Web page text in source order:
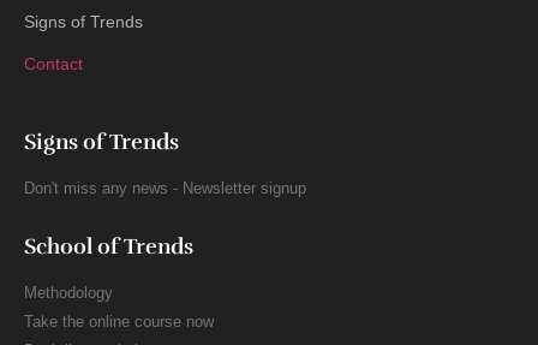
Signs of Trends
Contact
Signs of Trends
Don't miss any news - Newsletter signup
School of Trends
Methodology
Take the online course now